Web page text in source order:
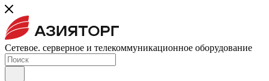
Сетевое. серверное и телекоммуникационное оборудование